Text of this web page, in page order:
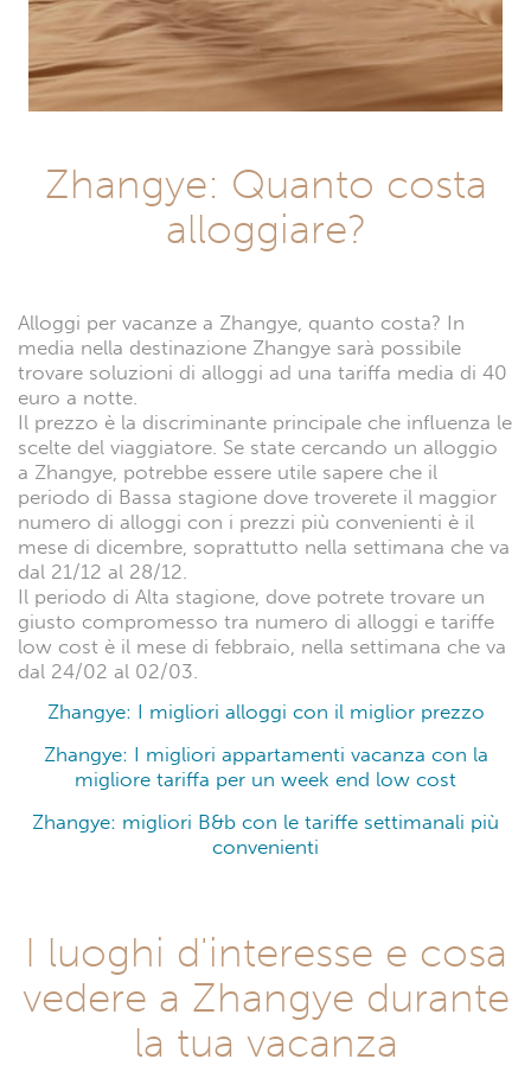
Zhangye: Quanto costa
alloggiare?
Alloggi per vacanze a Zhangye, quanto costa? In
media nella destinazione Zhangye sarà possibile
trovare soluzioni di alloggi ad una tariffa media di 40
euro a notte.
Il prezzo è la discriminante principale che influenza le
scelte del viaggiatore. Se state cercando un alloggio
a Zhangye, potrebbe essere utile sapere che il
periodo di Bassa stagione dove troverete il maggior
numero di alloggi con i prezzi più convenienti è il
mese di dicembre, soprattutto nella settimana che va
dal 21/12 al 28/12.
Il periodo di Alta stagione, dove potrete trovare un
giusto compromesso tra numero di alloggi e tariffe
low cost è il mese di febbraio, nella settimana che va
dal 24/02 al 02/03.
Zhangye: I migliori alloggi con il miglior prezzo
Zhangye: I migliori appartamenti vacanza con la
migliore tariffa per un week end low cost
Zhangye: migliori B&b con le tariffe settimanali più
convenienti
I luoghi d'interesse e cosa
vedere a Zhangye durante
la tua vacanza